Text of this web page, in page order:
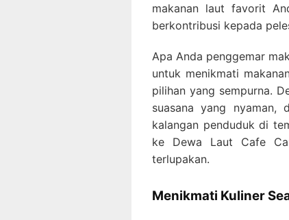
makanan laut favorit
berkontribusi kepada
Apa Anda penggemar
untuk menikmati
pilihan yang sempurna.
suasana yang
kalangan penduduk di
ke Dewa Laut Cafe
terlupakan.
Menikmati Kuliner